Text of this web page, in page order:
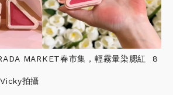
MARKET春市集，輕霧暈染腮紅 8
拍攝